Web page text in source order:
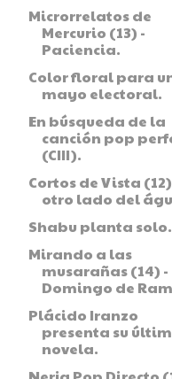
Microrrelatos de
Mercurio (13) -
Paciencia.
Color floral para
mayo electoral.
En búsqueda de la
canción pop
(CIII).
Cortos de Vista
otro lado del
Shabu planta solo.
Mirando a las
musarañas (14) -
Domingo de
Plácido Iranzo
presenta su
novela.